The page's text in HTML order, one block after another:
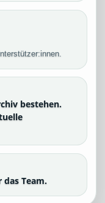
bestehen.
Team.